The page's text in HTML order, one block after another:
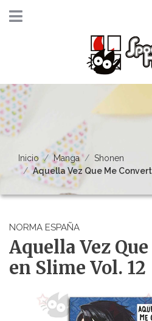
Inicio Manga
Shonen
Aquella Vez Que Me
NORMA ESPAÑA
Aquella Vez
en Slime Vol. 12